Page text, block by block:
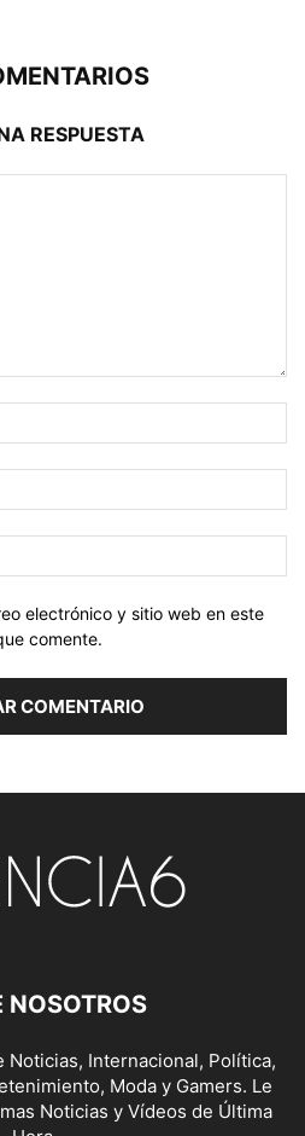
RESPUESTA
electrónico y sitio web en este
comente.
NOSOTROS
Noticias, Internacional, Política,
Moda y Gamers. Le
Noticias y Vídeos de Última